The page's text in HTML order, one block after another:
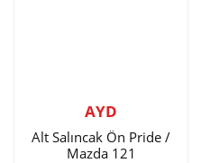
AYD
Alt Salıncak Ön Pride /
Mazda 121